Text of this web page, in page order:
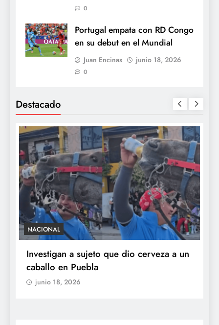
0
Portugal empata con RD Congo
en su debut en el Mundial
Juan Encinas junio 18, 2026
0
Destacado
NACIONAL
Investigan a sujeto que dio cerveza a un
caballo en Puebla
junio 18, 2026